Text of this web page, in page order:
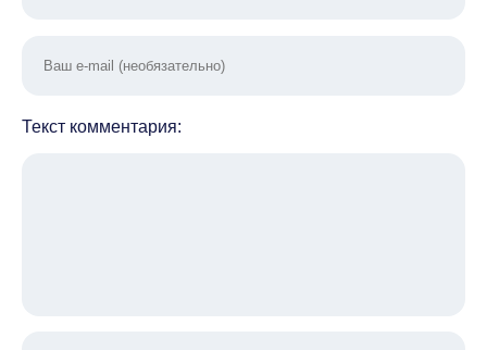
Текст комментария: